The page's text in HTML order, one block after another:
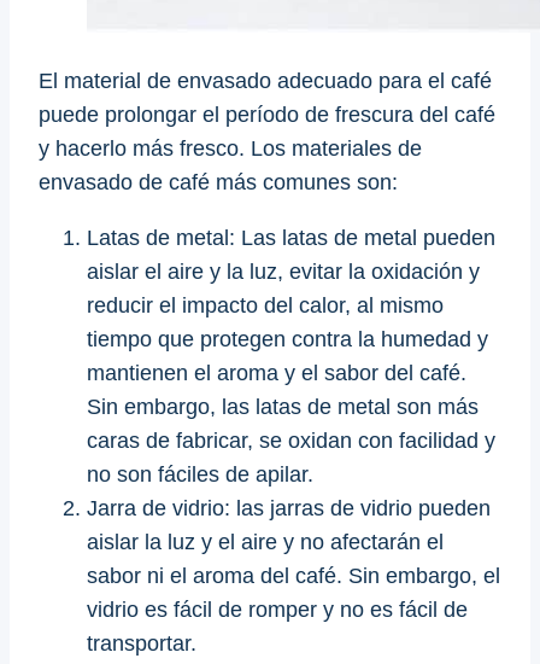
El material de envasado adecuado para el café
puede prolongar el período de frescura del café
y hacerlo más fresco. Los materiales de
envasado de café más comunes son:
Latas de metal: Las latas de metal pueden
aislar el aire y la luz, evitar la oxidación y
reducir el impacto del calor, al mismo
tiempo que protegen contra la humedad y
mantienen el aroma y el sabor del café.
Sin embargo, las latas de metal son más
caras de fabricar, se oxidan con facilidad y
no son fáciles de apilar.
Jarra de vidrio: las jarras de vidrio pueden
aislar la luz y el aire y no afectarán el
sabor ni el aroma del café. Sin embargo, el
vidrio es fácil de romper y no es fácil de
transportar.